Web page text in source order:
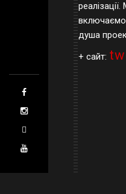
включаємо
душа
+ сайт: